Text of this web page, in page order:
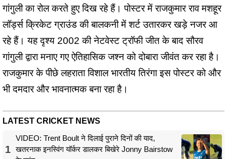
गांगुली का रोल करते हुए दिख रहे हैं। पोस्टर में राजकुमार राव मशहूर
लॉर्ड्स क्रिकेट ग्राउंड की बालकनी में शर्ट उतारकर खड़े नजर आ
रहे हैं। यह दृश्य 2002 की नेटवेस्ट ट्रॉफी जीत के बाद सौरव
गांगुली द्वारा मनाए गए ऐतिहासिक जश्न को दोबारा जीवंत कर रहा है।
राजकुमार के पीछे लहराता विशाल भारतीय तिरंगा इस पोस्टर को और
भी दमदार और भावनात्मक बना रहा है।
LATEST CRICKET NEWS
1
VIDEO: Trent Boult ने दिलाई पुराने दिनों की याद,
खतरनाक इनस्विंग यॉर्कर डालकर बिखेरे Jonny Bairstow